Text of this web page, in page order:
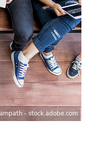
- stock.adobe.com